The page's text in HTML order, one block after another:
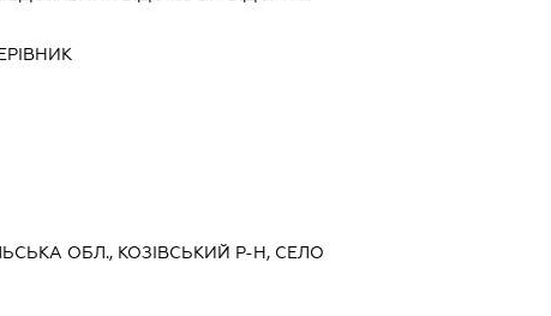
ОБЛ., КОЗІВСЬКИЙ Р-Н, СЕЛО